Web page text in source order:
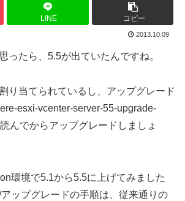
LINE コピー
2013.10.09
ったら、5.5が出ていたんですね。
り当てられているし、アップグレード
esxi-vcenter-server-55-upgrade-
んでからアップグレードしましょ
環境で5.1から5.5に上げてみました
ップグレードの手順は、従来通りの